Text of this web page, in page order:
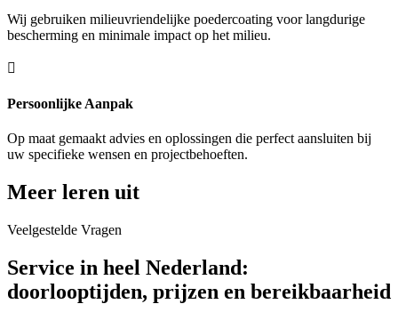
Wij gebruiken milieuvriendelijke poedercoating voor langdurige
bescherming en minimale impact op het milieu.

Persoonlijke Aanpak
Op maat gemaakt advies en oplossingen die perfect aansluiten bij
uw specifieke wensen en projectbehoeften.
Meer leren uit
Veelgestelde Vragen
Service in heel Nederland:
doorlooptijden, prijzen en bereikbaarheid